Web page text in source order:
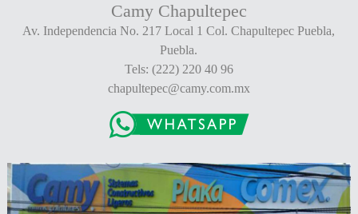
Camy Chapultepec
Av. Independencia No. 217 Local 1 Col. Chapultepec Puebla,
Puebla.
Tels: (222) 220 40 96
chapultepec@camy.com.mx